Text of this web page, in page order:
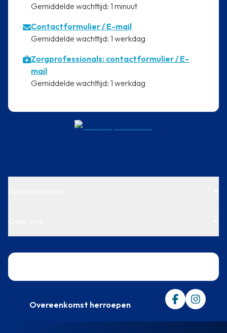
⁠Gemiddelde wachttijd: 1 minuut
Contactformulier/ E-mail
⁠Gemiddelde wachttijd: 1 werkdag
Zorgprofessionals: contactformulier / E-
mail
⁠Gemiddelde wachttijd: 1 werkdag
Overeenkomst herroepen